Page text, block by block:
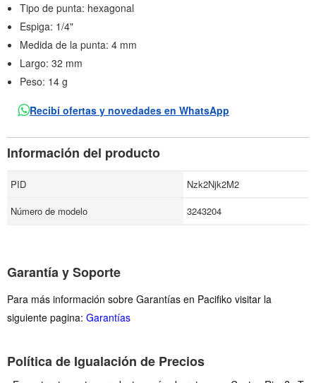
Tipo de punta: hexagonal
Espiga: 1/4"
Medida de la punta: 4 mm
Largo: 32 mm
Peso: 14 g
Recibí ofertas y novedades en WhatsApp
Información del producto
PID
Nzk2Njk2M2
Número de modelo
3243204
Garantía y Soporte
Para más información sobre Garantías en Pacifiko visitar la
siguiente pagina: Garantías
Política de Igualación de Precios